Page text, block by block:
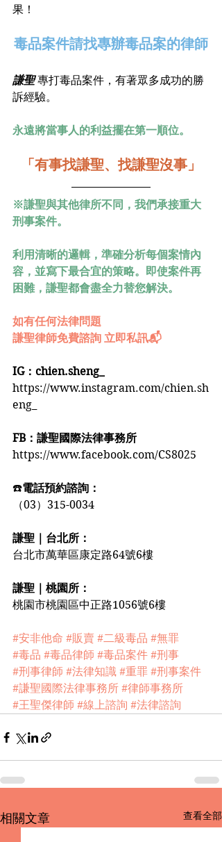
果！
毒品案件請找專辦毒品案的律師
謙聖 專打毒品案件，有著眾多成功的勝
訴經驗。
永遠將當事人的利益擺在第一順位。
「有事找謙聖、找謙聖沒事」
※謙聖與其他律所不同，我們承接重大
刑事案件。
利用清晰的邏輯，準確分析每個案情內
容，並寫下最合宜的策略。即使案件再
困難，謙聖都會盡全力替您解決。
如有任何法律問題
謙聖律師免費諮詢 立即私訊📬
IG：chien.sheng_
https://www.instagram.com/chien.sh
eng_
FB：謙聖國際法律事務所
https://www.facebook.com/CS8025
☎️電話預約諮詢：
（03）315-0034
謙聖｜台北所：
台北市萬華區康定路64號6樓
謙聖｜桃園所：
桃園市桃園區中正路1056號6樓
#安非他命 #販賣 #二級毒品 #無罪
#毒品 #毒品律師 #毒品案件 #刑事
#刑事律師 #法律知識 #重罪 #刑事案件
#謙聖國際法律事務所 #律師事務所
#王聖傑律師 #線上諮詢 #法律諮詢
相關文章 查看全部